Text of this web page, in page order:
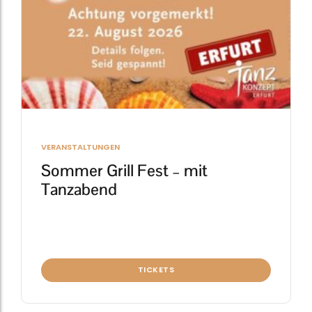
VERANSTALTUNGEN
Sommer Grill Fest – mit
Tanzabend
TICKETS